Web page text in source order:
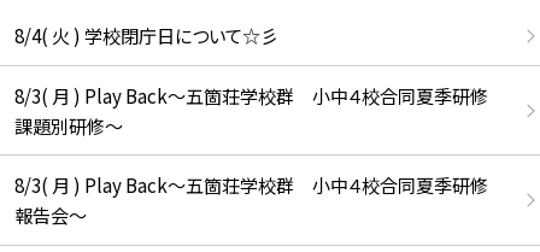
8/4( 火 ) 学校閉庁日について☆彡
8/3( 月 ) Play Back～五箇荘学校群 小中４校合同夏季研修
課題別研修～
8/3( 月 ) Play Back～五箇荘学校群 小中４校合同夏季研修
報告会～